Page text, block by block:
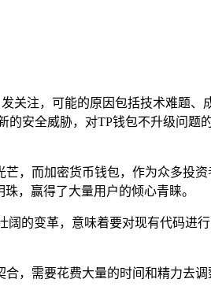
关注，可能的原因包括技术难题、
安全威胁，对TP钱包不升级问题
，而加密货币钱包，作为众多投
，赢得了大量用户的倾心青睐。
的变革，意味着要对现有代码进
，需要花费大量的时间和精力去